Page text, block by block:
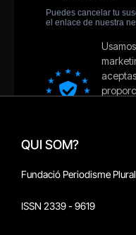
QUI SOM?
Fundació Periodisme Plural
ISSN 2339 - 9619